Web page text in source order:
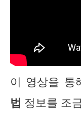
이 영상을 통
법 정보를 조